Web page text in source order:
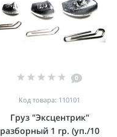
0
Код товара: 110101
Груз "Эксцентрик"
разборный 1 гр. (уп./10